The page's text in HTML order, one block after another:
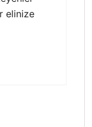
elinize